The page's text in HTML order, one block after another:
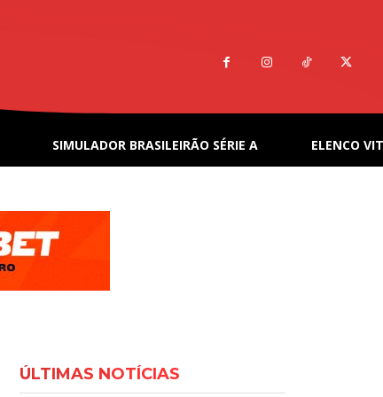
SIMULADOR BRASILEIRÃO SÉRIE A ELENCO
ÚLTIMAS NOTÍCIAS